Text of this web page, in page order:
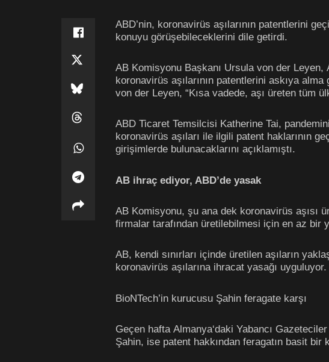
ABD’nin, koronavirüs aşılarının patentlerini
konuyu görüşebileceklerini dile getirdi.
AB Komisyonu Başkanı Ursula von der
koronavirüs aşılarının patentlerini askıya
von der Leyen, “Kısa vadede, aşı üreten tüm
ABD Ticaret Temsilcisi Katherine Tai,
koronavirüs aşıları ile ilgili patent haklarının
girişimlerde bulunacaklarını açıklamıştı.
AB ihraç ediyor, ABD’de yasak
AB Komisyonu, şu ana dek koronavirüs aşısı
firmalar tarafından üretilebilmesi için en az bir
AB, kendi sınırları içinde üretilen aşıların
koronavirüs aşılarına ihracat yasağı uyguluyor.
BioNTech’in kurucusu Şahin feragate karşı
Geçen hafta Almanya‘daki Yabancı
Şahin, ise patent hakkından feragatın basit bir